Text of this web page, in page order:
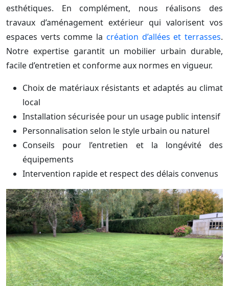
esthétiques. En complément, nous réalisons des
travaux d’aménagement extérieur qui valorisent vos
espaces verts comme la création d’allées et terrasses.
Notre expertise garantit un mobilier urbain durable,
facile d’entretien et conforme aux normes en vigueur.
Choix de matériaux résistants et adaptés au climat
local
Installation sécurisée pour un usage public intensif
Personnalisation selon le style urbain ou naturel
Conseils pour l’entretien et la longévité des
équipements
Intervention rapide et respect des délais convenus